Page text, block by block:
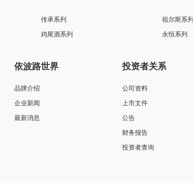
传承系列 祖尔斯系列
鸡尾酒系列 永恒系列
依波路世界
品牌介绍
企业新闻
最新消息
投资者关系
公司资料
上市文件
公告
财务报告
投资者查询